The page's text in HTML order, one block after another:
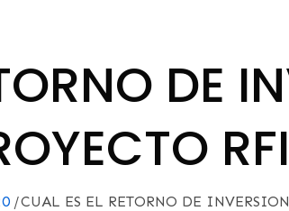
DE
CUAL ES EL RETORNO DE